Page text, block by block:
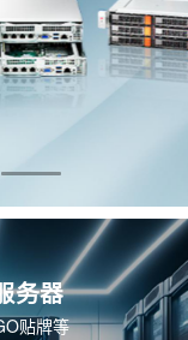
务器
贴牌等